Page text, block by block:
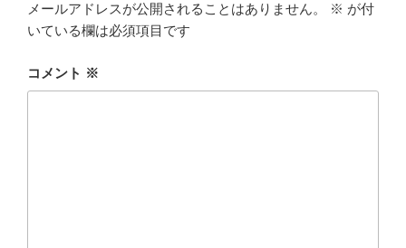
メールアドレスが公開されることはありません。 ※ が付
いている欄は必須項目です
コメント ※